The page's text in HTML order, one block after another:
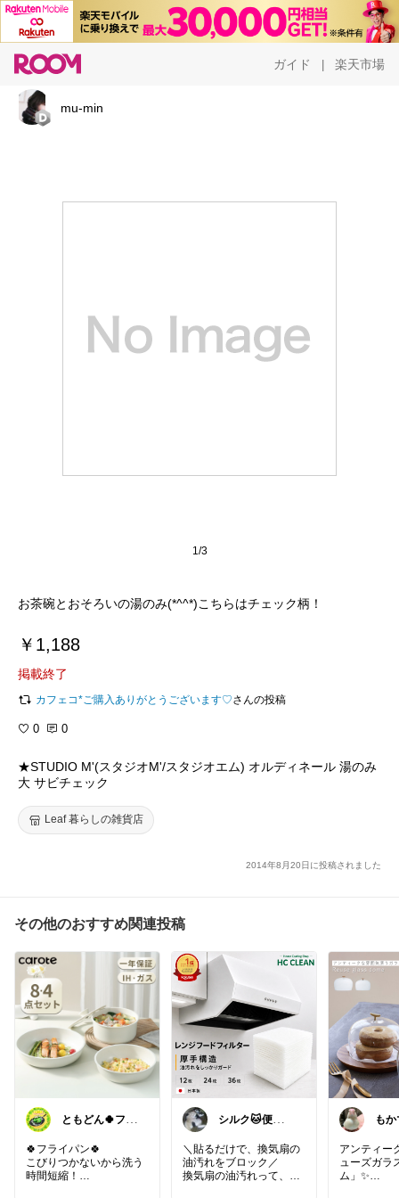
ガイド 楽天市場
mu-min
1/3
お茶碗とおそろいの湯のみ(*^^*)こちらはチェック柄！
￥1,188
掲載終了
カフェコ*ご購入ありがとうございます♡さんの投稿
0 0
★STUDIO M'(スタジオM'/スタジオエム) オルディネール 湯のみ
大 サビチェック
Leaf 暮らしの雑貨店
2014年8月20日に投稿されました
その他のおすすめ関連投稿
ともどん🍀フラ
暮らし🍳
🍀フライパン🍀
こびりつかないから洗う
時間短縮！
シルク🐱便利な
＼貼るだけで、換気扇の
油汚れをブロック／
換気扇の油汚れって、放
も
いま
アンティー
ューズガラ
ム」✨